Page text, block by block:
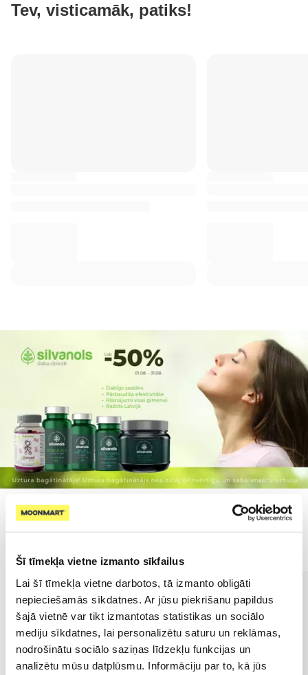
Šī tīmekļa vietne izmanto sīkfailus
Lai šī tīmekļa vietne darbotos, tā izmanto obligāti
nepieciešamās sīkdatnes. Ar jūsu piekrišanu papildus
šajā vietnē var tikt izmantotas statistikas un sociālo
mediju sīkdatnes, lai personalizētu saturu un reklāmas,
nodrošinātu sociālo saziņas līdzekļu funkcijas un
analizētu mūsu datplūsmu. Informāciju par to, kā jūs
Tev, visticamāk, patiks!
Populārākie kategorijā